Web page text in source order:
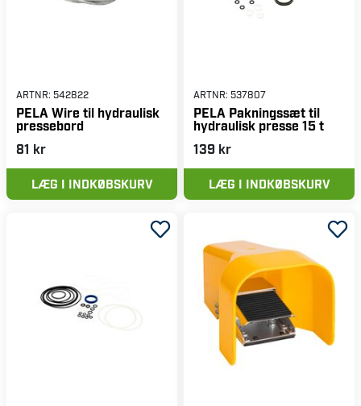
ARTNR: 542822
PELA Wire til hydraulisk
pressebord
81 kr
LÆG I INDKØBSKURV
ARTNR: 537807
PELA Pakningssæt til
hydraulisk presse 15 t
139 kr
LÆG I INDKØBSKURV